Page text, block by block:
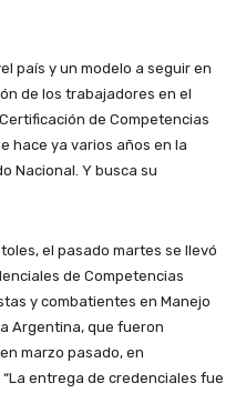
país y un modelo a seguir en
de los trabajadores en el
de Competencias
hace ya varios años en la
Nacional. Y busca su
el pasado martes se llevó
de Competencias
y combatientes en Manejo
Argentina, que fueron
marzo pasado, en
entrega de credenciales fue